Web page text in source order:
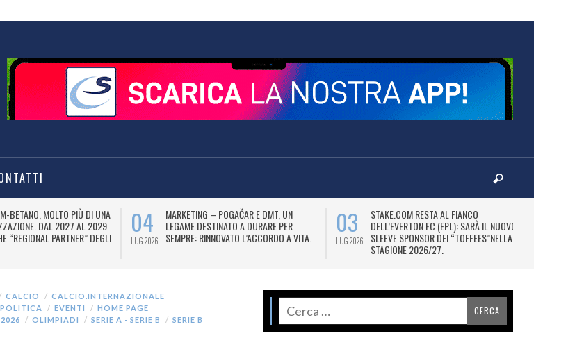
BETANO, MOLTO PIÙ DI UNA
DAL 2027 AL 2029
“REGIONAL PARTNER” DEGLI
04
LUG 2026
MARKETING – POGAČAR E DMT, UN
LEGAME DESTINATO A DURARE PER
SEMPRE: RINNOVATO L’ACCORDO A VITA.
03
LUG 2026
STAKE.COM RESTA AL FIANCO
DELL’EVERTON FC (EPL): SARÀ IL NUOVO
SLEEVE SPONSOR DEI “TOFFEES”NELLA
STAGIONE 2026/27.
CALCIO
CALCIO.INTERNAZIONALE
EVENTI
HOME PAGE
OLIMPIADI SERIE A - SERIE B
SERIE B